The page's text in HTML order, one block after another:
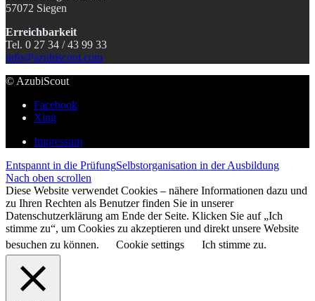
57072 Siegen
Erreichbarkeit
Tel. 0 27 34 / 43 99 33
info@azubiscout.com
© AzubiScout
Facebook
Xing
Impressum
Entspannt in die PrüfungSelbstorganisation in der Ausbildung
Nach oben scrollen
Diese Website verwendet Cookies – nähere Informationen dazu und
zu Ihren Rechten als Benutzer finden Sie in unserer
Datenschutzerklärung am Ende der Seite. Klicken Sie auf „Ich
stimme zu“, um Cookies zu akzeptieren und direkt unsere Website
besuchen zu können.
Cookie settings Ich stimme zu.